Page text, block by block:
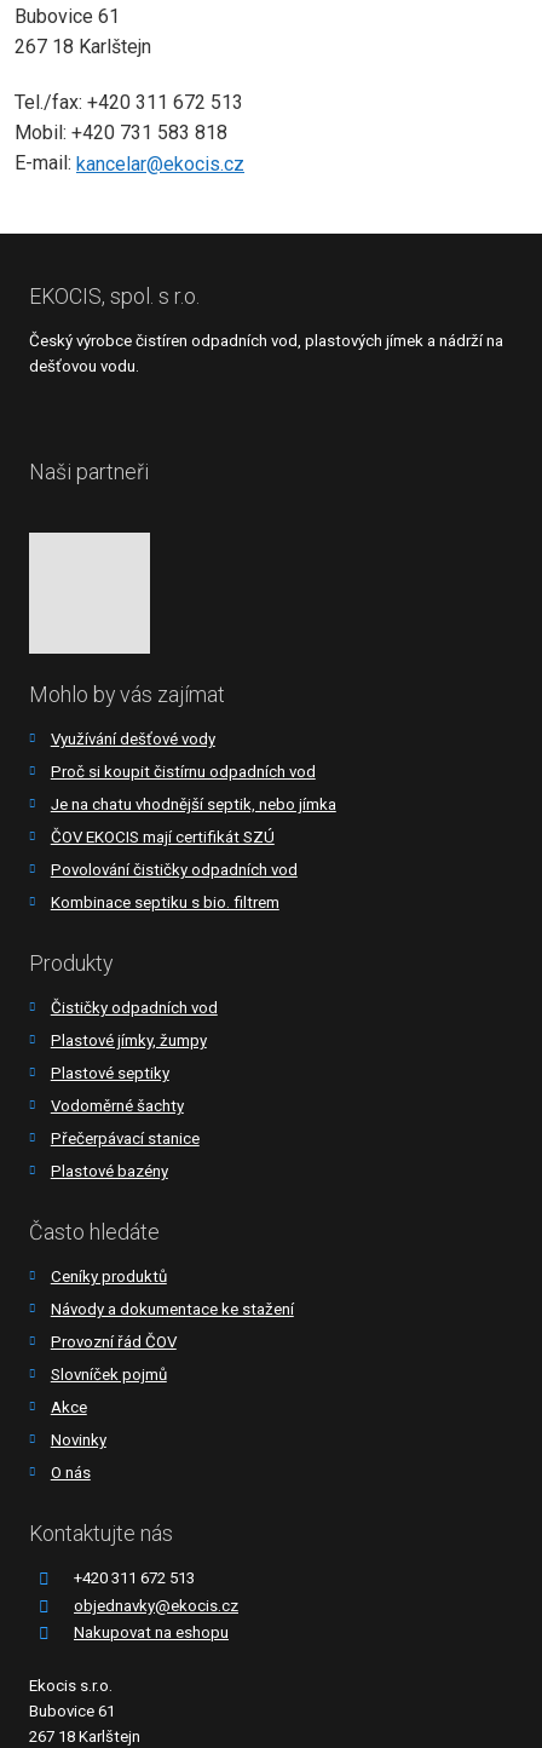
Bubovice 61
267 18 Karlštejn
Tel./fax: +420 311 672 513
Mobil: +420 731 583 818
E-mail: kancelar@ekocis.cz
EKOCIS, spol. s r.o.
Český výrobce čistíren odpadních vod, plastových jímek a nádrží na
dešťovou vodu.
Naši partneři
Mohlo by vás zajímat
Využívání dešťové vody
Proč si koupit čistírnu odpadních vod
Je na chatu vhodnější septik, nebo jímka
ČOV EKOCIS mají certifikát SZÚ
Povolování čističky odpadních vod
Kombinace septiku s bio. filtrem
Produkty
Čističky odpadních vod
Plastové jímky, žumpy
Plastové septiky
Vodoměrné šachty
Přečerpávací stanice
Plastové bazény
Často hledáte
Ceníky produktů
Návody a dokumentace ke stažení
Provozní řád ČOV
Slovníček pojmů
Akce
Novinky
O nás
Kontaktujte nás
+420 311 672 513
objednavky@ekocis.cz
Nakupovat na eshopu
Ekocis s.r.o.
Bubovice 61
267 18 Karlštejn